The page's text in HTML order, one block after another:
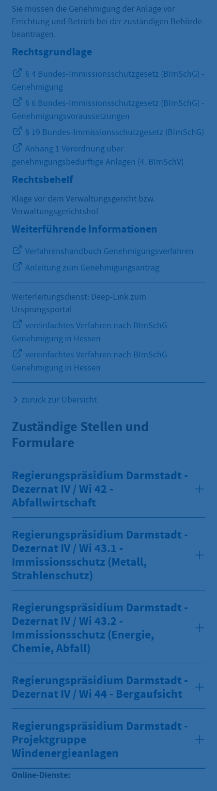
Sie müssen die Genehmigung der Anlage vor
Errichtung und Betrieb bei der zuständigen Behörde
beantragen.
Rechtsgrundlage
§ 4 Bundes-Immissionsschutzgesetz (BImSchG) -
Genehmigung
§ 6 Bundes-Immissionsschutzgesetz (BImSchG) -
Genehmigungsvoraussetzungen
§ 19 Bundes-Immissionsschutzgesetz (BImSchG)
Anhang 1 Verordnung über
genehmigungsbedürftige Anlagen (4. BImSchV)
Rechtsbehelf
Klage vor dem Verwaltungsgericht bzw.
Verwaltungsgerichtshof
Weiterführende Informationen
Verfahrenshandbuch Genehmigungsverfahren
Anleitung zum Genehmigungsantrag
Weiterleitungsdienst: Deep-Link zum
Ursprungsportal
vereinfachtes Verfahren nach BImSchG
Genehmigung in Hessen
vereinfachtes Verfahren nach BImSchG
Genehmigung in Hessen
zurück zur Übersicht
Zuständige Stellen und
Formulare
Regierungspräsidium Darmstadt -
Dezernat IV / Wi 42 -
Abfallwirtschaft
Regierungspräsidium Darmstadt -
Dezernat IV / Wi 43.1 -
Immissionsschutz (Metall,
Strahlenschutz)
Regierungspräsidium Darmstadt -
Dezernat IV / Wi 43.2 -
Immissionsschutz (Energie,
Chemie, Abfall)
Regierungspräsidium Darmstadt -
Dezernat IV / Wi 44 - Bergaufsicht
Regierungspräsidium Darmstadt -
Projektgruppe
Windenergieanlagen
Online-Dienste: